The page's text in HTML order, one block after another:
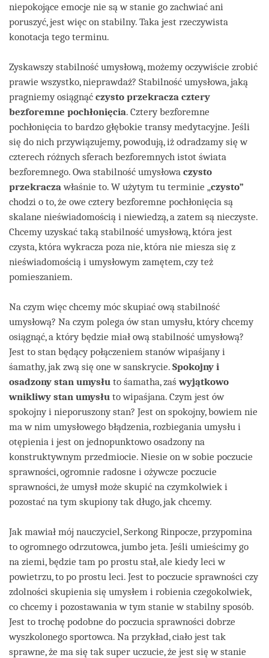
niepokojące emocje nie są w stanie go zachwiać ani
poruszyć, jest więc on stabilny. Taka jest rzeczywista
konotacja tego terminu.
Zyskawszy stabilność umysłową, możemy oczywiście zrobić
prawie wszystko, nieprawdaż? Stabilność umysłowa, jaką
pragniemy osiągnąć czysto przekracza cztery
bezforemne pochłonięcia. Cztery bezforemne
pochłonięcia to bardzo głębokie transy medytacyjne. Jeśli
się do nich przywiązujemy, powodują, iż odradzamy się w
czterech różnych sferach bezforemnych istot świata
bezforemnego. Owa stabilność umysłowa czysto
przekracza właśnie to. W użytym tu terminie „czysto”
chodzi o to, że owe cztery bezforemne pochłonięcia są
skalane nieświadomością i niewiedzą, a zatem są nieczyste.
Chcemy uzyskać taką stabilność umysłową, która jest
czysta, która wykracza poza nie, która nie miesza się z
nieświadomością i umysłowym zamętem, czy też
pomieszaniem.
Na czym więc chcemy móc skupiać ową stabilność
umysłową? Na czym polega ów stan umysłu, który chcemy
osiągnąć, a który będzie miał ową stabilność umysłową?
Jest to stan będący połączeniem stanów wipaśjany i
śamathy, jak zwą się one w sanskrycie. Spokojny i
osadzony stan umysłu to śamatha, zaśwyjątkowo
wnikliwy stan umysłu to wipaśjana. Czym jest ów
spokojny i nieporuszony stan? Jest on spokojny, bowiem nie
ma w nim umysłowego błądzenia, rozbiegania umysłu i
otępienia i jest on jednopunktowo osadzony na
konstruktywnym przedmiocie. Niesie on w sobie poczucie
sprawności, ogromnie radosne i ożywcze poczucie
sprawności, że umysł może skupić na czymkolwiek i
pozostać na tym skupiony tak długo, jak chcemy.
Jak mawiał mój nauczyciel, Serkong Rinpocze, przypomina
to ogromnego odrzutowca, jumbo jeta. Jeśli umieścimy go
na ziemi, będzie tam po prostu stał, ale kiedy leci w
powietrzu, to po prostu leci. Jest to poczucie sprawności czy
zdolności skupienia się umysłem i robienia czegokolwiek,
co chcemy i pozostawania w tym stanie w stabilny sposób.
Jest to trochę podobne do poczucia sprawności dobrze
wyszkolonego sportowca. Na przykład, ciało jest tak
sprawne, że ma się tak super uczucie, że jest się w stanie